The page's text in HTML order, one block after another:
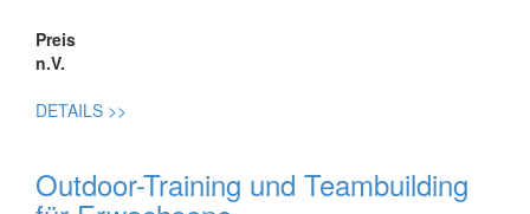
Preis
n.V.
DETAILS >>
Outdoor-Training und Teambuilding